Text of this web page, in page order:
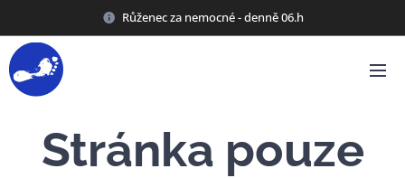
Růženec za nemocné - denně 06.h
Stránka pouze